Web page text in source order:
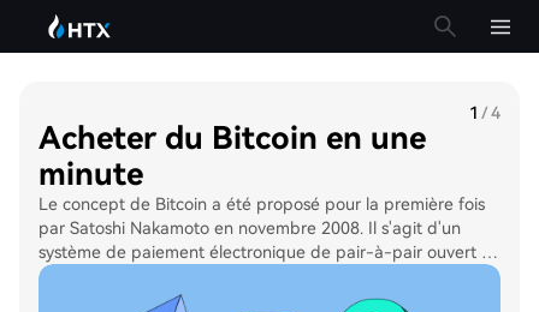
1 /4
Acheter du Bitcoin en une
minute
Le concept de Bitcoin a été proposé pour la première fois
par Satoshi Nakamoto en novembre 2008. Il s'agit d'un
système de paiement électronique de pair-à-pair ouvert à
tous et ne nécessitant aucune participation d'une autorité
centrale, telle qu'un gouvernement. La limite